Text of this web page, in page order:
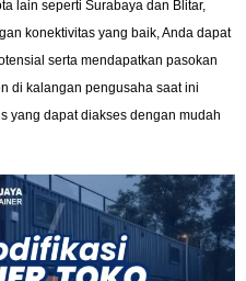
lain seperti Surabaya dan Blitar,
konektivitas yang baik, Anda dapat
serta mendapatkan pasokan
di kalangan pengusaha saat ini
yang dapat diakses dengan mudah